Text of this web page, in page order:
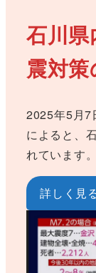
石川
震対
2025年5月7
によると、
れています。
詳しく見